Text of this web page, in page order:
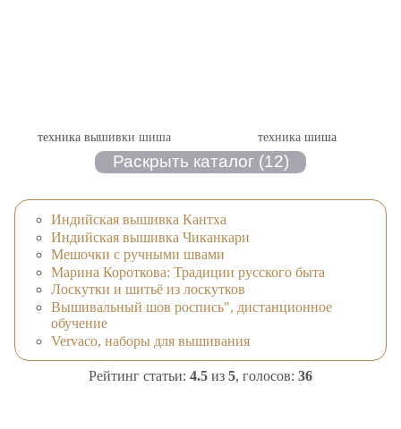
техника вышивки шиша техника шиша
Индийская вышивка Кантха
Индийская вышивка Чиканкари
Мешочки с ручными швами
Марина Короткова: Традиции русского быта
Лоскутки и шитьё из лоскутков
Вышивальный шов роспись", дистанционное
обучение
Vervaco, наборы для вышивания
Рейтинг статьи: 4.5 из 5, голосов: 36